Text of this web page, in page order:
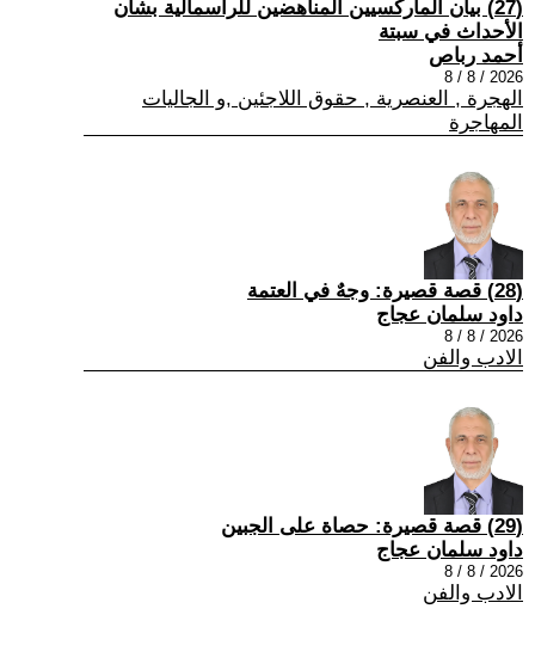
(27) بيان الماركسيين المناهضين للرأسمالية بشأن
الأحداث في سبتة
أحمد رباص
2026 / 8 / 8
الهجرة , العنصرية , حقوق اللاجئين ,و الجاليات
المهاجرة
(28) قصة قصيرة: وجهٌ في العتمة
داود سلمان عجاج
2026 / 8 / 8
الادب والفن
(29) قصة قصيرة: حصاة على الجبين
داود سلمان عجاج
2026 / 8 / 8
الادب والفن